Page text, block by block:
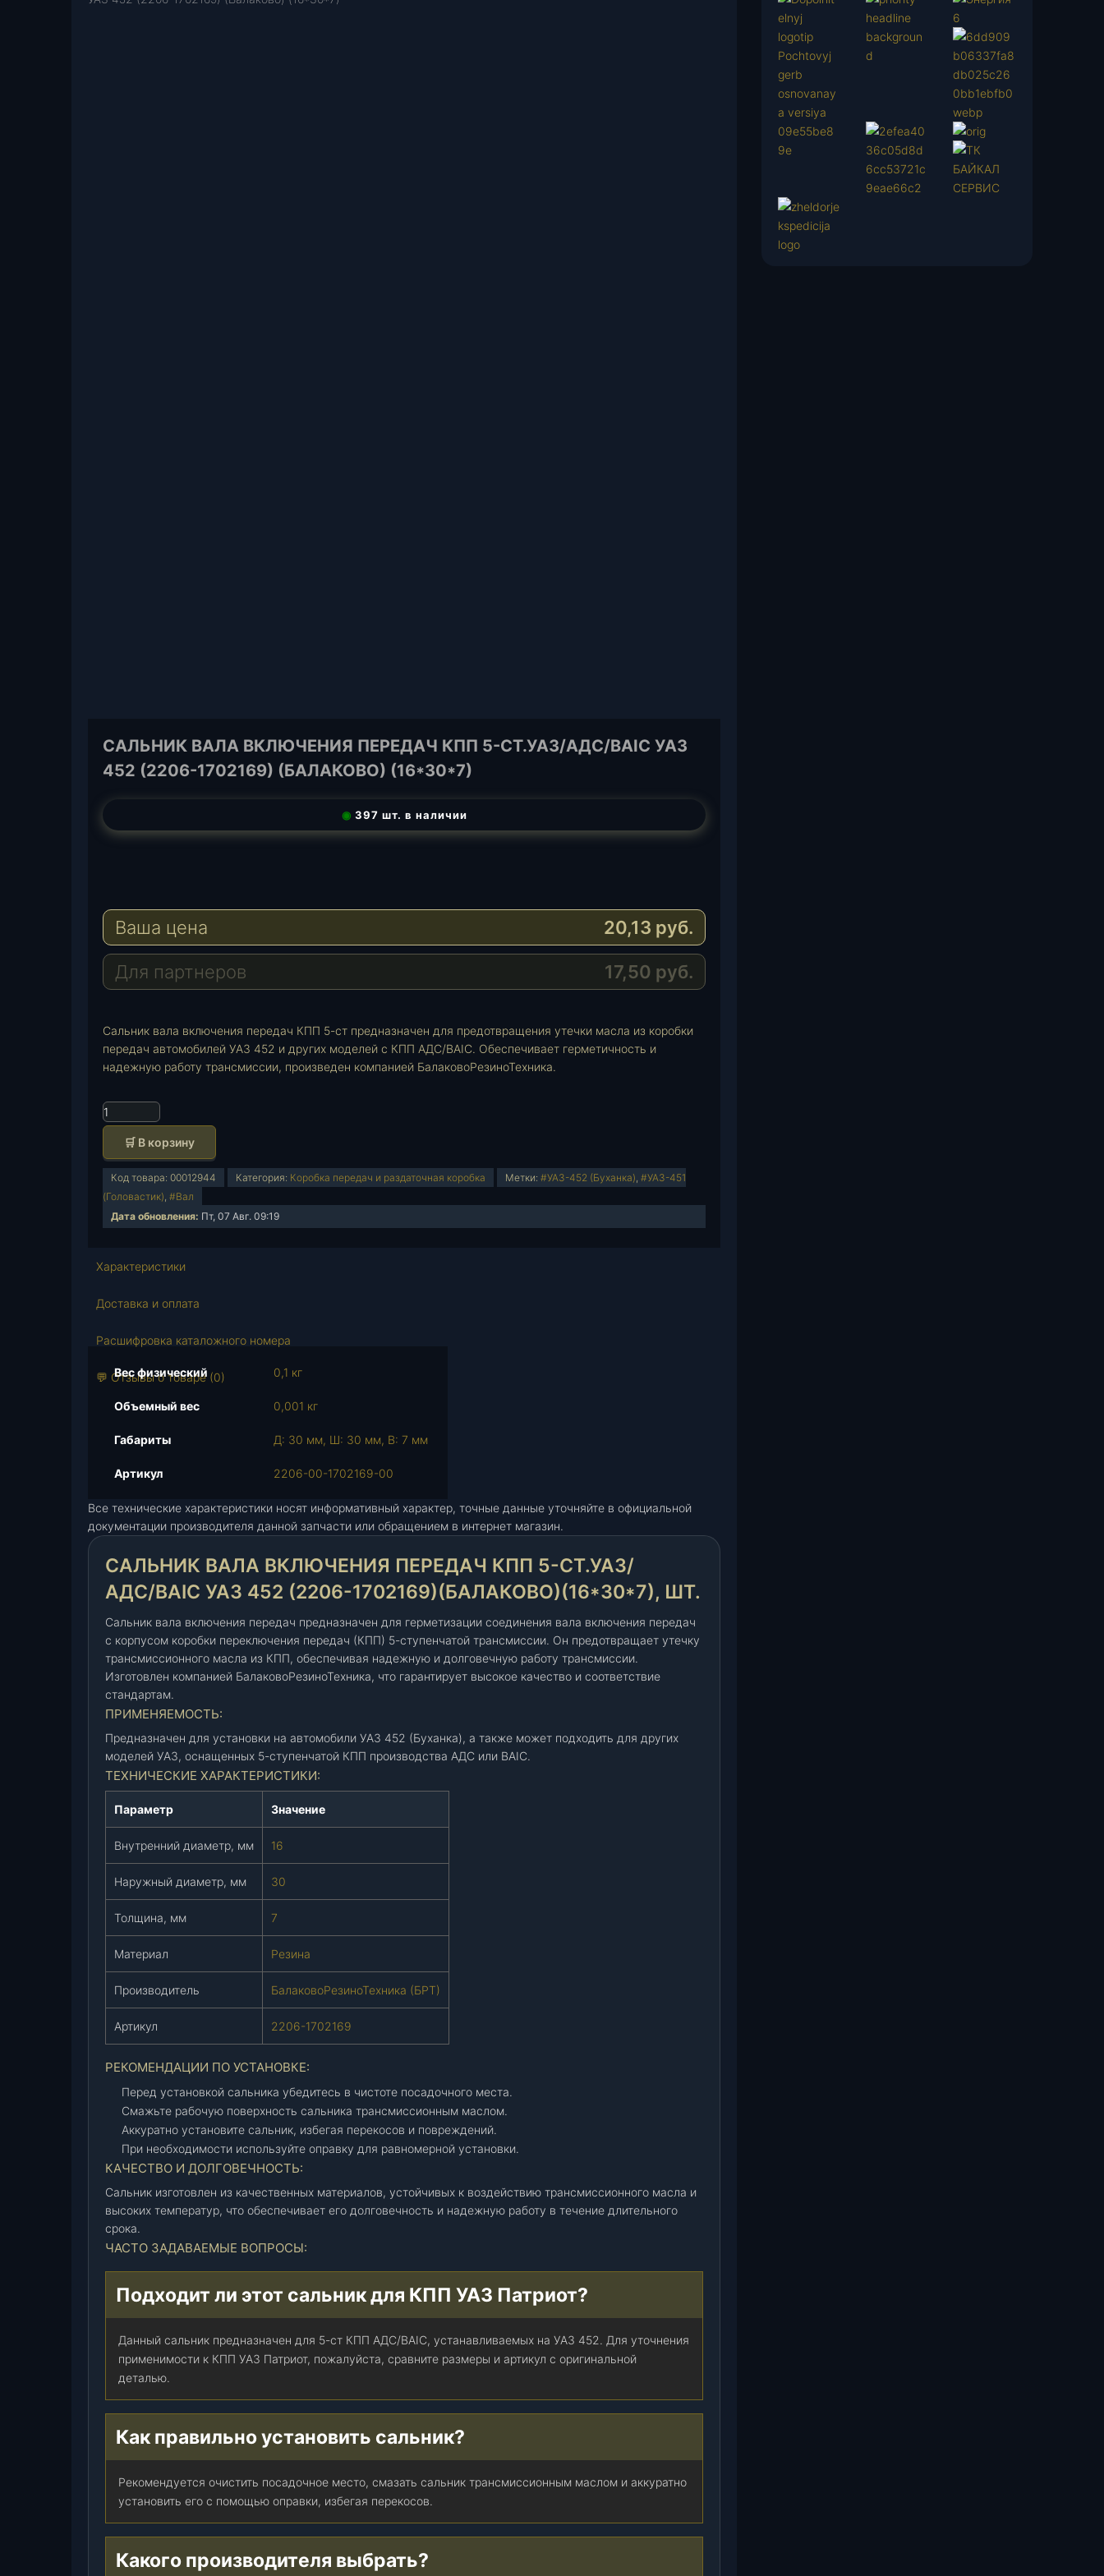
САЛЬНИК ВАЛА ВКЛЮЧЕНИЯ ПЕРЕДАЧ КПП 5-СТ.УАЗ/АДС/BAIC УАЗ
452 (2206-1702169) (БАЛАКОВО) (16*30*7)
◉ 397 шт. в наличии
e
r
a
m
a
s
A
p
a
i
l
Ваша цена 20,13 руб.
Для партнеров 17,50 руб.
Сальник вала включения передач КПП 5-ст предназначен для предотвращения утечки масла из коробки
передач автомобилей УАЗ 452 и других моделей с КПП АДС/BAIC. Обеспечивает герметичность и
надежную работу трансмиссии, произведен компанией БалаковоРезиноТехника.
К
о
и
е
в
т
в
р
и
к
а
а
в
к
л
ю
ч
е
н
и
я
п
р
д
ч
У
Д
С
/
B
A
А
(
1
🛒 В корзину
Код товара: 00012944 Категория: Коробка передач и раздаточная коробка Метки: #УАЗ-452 (Буханка) #УАЗ-451
(Головастик) #Вал
Дата обновления: Пт, 07 Авг. 09:19
Характеристики
Доставка и оплата
Расшифровка каталожного номера
💬 Отзывы о товаре (0)
Вес физический 0,1 кг
Объемный вес 0,001 кг
Габариты Д: 30 мм, Ш: 30 мм, В: 7 мм
Артикул 2206-00-1702169-00
Все технические характеристики носят информативный характер, точные данные уточняйте в официальной
документации производителя данной запчасти или обращением в интернет магазин.
САЛЬНИК ВАЛА ВКЛЮЧЕНИЯ ПЕРЕДАЧ КПП 5-СТ.УАЗ/
АДС/BAIC УАЗ 452 (2206-1702169)(БАЛАКОВО)(16*30*7), ШТ.
Сальник вала включения передач предназначен для герметизации соединения вала включения передач
с корпусом коробки переключения передач (КПП) 5-ступенчатой трансмиссии. Он предотвращает утечку
трансмиссионного масла из КПП, обеспечивая надежную и долговечную работу трансмиссии.
Изготовлен компанией БалаковоРезиноТехника, что гарантирует высокое качество и соответствие
стандартам.
ПРИМЕНЯЕМОСТЬ:
Предназначен для установки на автомобили УАЗ 452 (Буханка), а также может подходить для других
моделей УАЗ, оснащенных 5-ступенчатой КПП производства АДС или BAIC.
ТЕХНИЧЕСКИЕ ХАРАКТЕРИСТИКИ:
Параметр Значение
Внутренний диаметр, мм 16
Наружный диаметр, мм 30
Толщина, мм 7
Материал Резина
Производитель БалаковоРезиноТехника (БРТ)
Артикул 2206-1702169
РЕКОМЕНДАЦИИ ПО УСТАНОВКЕ:
Перед установкой сальника убедитесь в чистоте посадочного места.
Смажьте рабочую поверхность сальника трансмиссионным маслом.
Аккуратно установите сальник, избегая перекосов и повреждений.
При необходимости используйте оправку для равномерной установки.
КАЧЕСТВО И ДОЛГОВЕЧНОСТЬ:
Сальник изготовлен из качественных материалов, устойчивых к воздействию трансмиссионного масла и
высоких температур, что обеспечивает его долговечность и надежную работу в течение длительного
срока.
ЧАСТО ЗАДАВАЕМЫЕ ВОПРОСЫ:
Подходит ли этот сальник для КПП УАЗ Патриот?
Данный сальник предназначен для 5-ст КПП АДС/BAIC, устанавливаемых на УАЗ 452. Для уточнения
применимости к КПП УАЗ Патриот, пожалуйста, сравните размеры и артикул с оригинальной
деталью.
Как правильно установить сальник?
Рекомендуется очистить посадочное место, смазать сальник трансмиссионным маслом и аккуратно
установить его с помощью оправки, избегая перекосов.
Какого производителя выбрать?